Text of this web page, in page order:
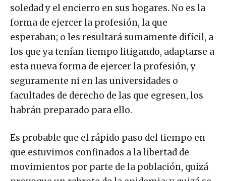
soledad y el encierro en sus hogares. No es la
forma de ejercer la profesión, la que
esperaban; o les resultará sumamente difícil, a
los que ya tenían tiempo litigando, adaptarse a
esta nueva forma de ejercer la profesión, y
seguramente ni en las universidades o
facultades de derecho de las que egresen, los
habrán preparado para ello.
Es probable que el rápido paso del tiempo en
que estuvimos confinados a la libertad de
movimientos por parte de la población, quizá